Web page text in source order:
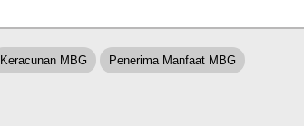
Keracunan MBG Penerima Manfaat MBG